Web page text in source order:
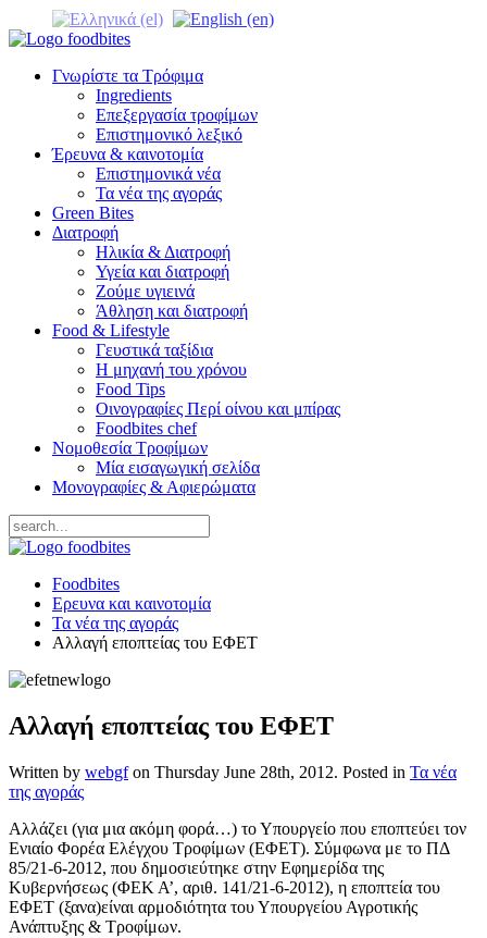
Γνωρίστε τα Τρόφιμα
Ingredients
Επεξεργασία τροφίμων
Επιστημονικό λεξικό
Έρευνα & καινοτομία
Επιστημονικά νέα
Τα νέα της αγοράς
Green Bites
Διατροφή
Ηλικία & Διατροφή
Υγεία και διατροφή
Ζούμε υγιεινά
Άθληση και διατροφή
Food & Lifestyle
Γευστικά ταξίδια
Η μηχανή του χρόνου
Food Tips
Οινογραφίες Περί οίνου και μπίρας
Foodbites chef
Νομοθεσία Τροφίμων
Μία εισαγωγική σελίδα
Μονογραφίες & Αφιερώματα
Foodbites
Ερευνα και καινοτομία
Τα νέα της αγοράς
Αλλαγή εποπτείας του ΕΦΕΤ
Αλλαγή εποπτείας του ΕΦΕΤ
Written by webgfon Thursday June 28th, 2012. Posted in Τα νέα
της αγοράς
Αλλάζει (για μια ακόμη φορά…) το Υπουργείο που εποπτεύει τον
Ενιαίο Φορέα Ελέγχου Τροφίμων (ΕΦΕΤ). Σύμφωνα με το ΠΔ
85/21-6-2012, που δημοσιεύτηκε στην Εφημερίδα της
Κυβερνήσεως (ΦΕΚ Α’, αριθ. 141/21-6-2012), η εποπτεία του
ΕΦΕΤ (ξανα)είναι αρμοδιότητα του Υπουργείου Αγροτικής
Ανάπτυξης & Τροφίμων.